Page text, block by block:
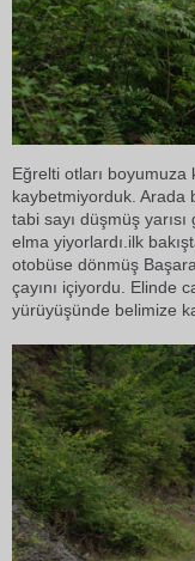
Eğrelti otları
kaybetmiyorduk. Arada
tabi sayı düşmüş
elma yiyorlardı.ilk
otobüse dönmüş
çayını içiyordu. Elinde
yürüyüşünde belimize